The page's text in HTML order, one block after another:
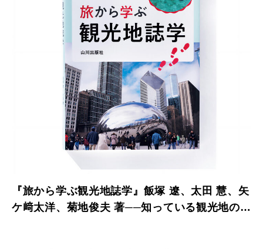
『旅から学ぶ観光地誌学』飯塚 遼、太田 慧、矢
ケ﨑太洋、菊地俊夫 著──知っている観光地のま